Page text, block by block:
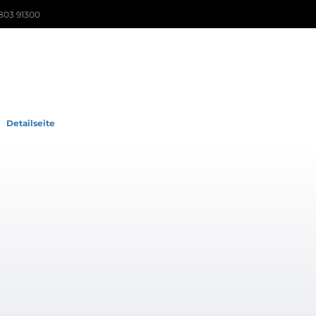
91300
Detailseite